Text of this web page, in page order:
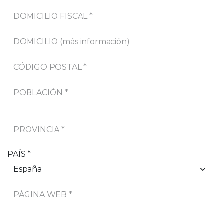
PAÍS *